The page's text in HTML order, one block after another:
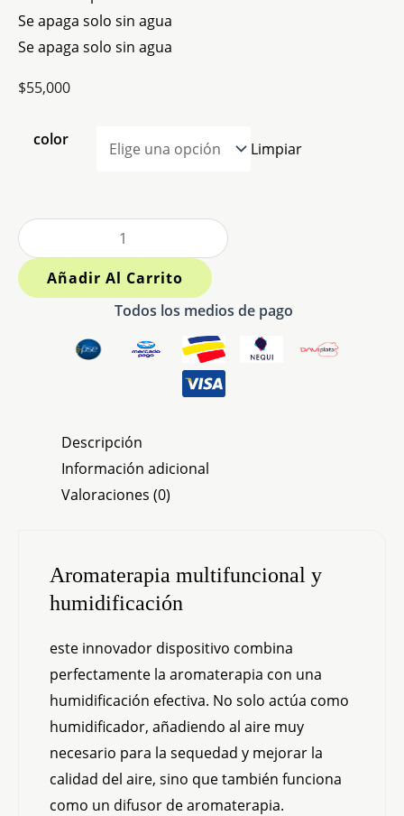
Se apaga solo sin agua
Se apaga solo sin agua
$55,000
color Limpiar
Añadir Al Carrito
Todos los medios de pago
Descripción
Información adicional
Valoraciones (0)
Aromaterapia multifuncional y
humidificación
este innovador dispositivo combina
perfectamente la aromaterapia con una
humidificación efectiva. No solo actúa como
humidificador, añadiendo al aire muy
necesario para la sequedad y mejorar la
calidad del aire, sino que también funciona
como un difusor de aromaterapia.